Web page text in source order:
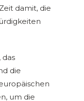
damit, die
das
die
um die